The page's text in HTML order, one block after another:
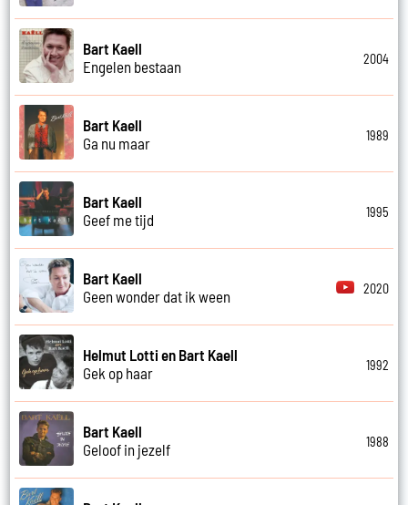
Bart Kaell
Engelen bestaan
2004
Bart Kaell
Ga nu maar
1989
Bart Kaell
Geef me tijd
1995
Bart Kaell
Geen wonder dat ik ween
2020
Helmut Lotti en Bart Kaell
Gek op haar
1992
Bart Kaell
Geloof in jezelf
1988